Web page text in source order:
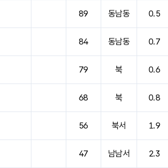
89 동남동 0.5
84 동남동 0.7
79 북 0.6
68 북 0.8
56 북서 1.9
47 남남서 2.3